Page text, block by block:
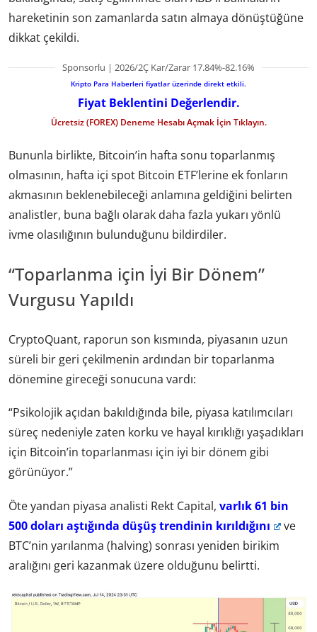
hareketinin son zamanlarda satın almaya dönüştüğüne
dikkat çekildi.
Sponsorlu | 2026/2Ç Kar/Zarar 17.84%-82.16%
Kripto Para Haberleri fiyatlar üzerinde direkt etkili.
Fiyat Beklentini Değerlendir.
Ücretsiz (FOREX) Deneme Hesabı Açmak İçin Tıklayın.
Bununla birlikte, Bitcoin’in hafta sonu toparlanmış
olmasının, hafta içi spot Bitcoin ETF’lerine ek fonların
akmasının beklenebileceği anlamına geldiğini belirten
analistler, buna bağlı olarak daha fazla yukarı yönlü
ivme olasılığının bulunduğunu bildirdiler.
“Toparlanma için İyi Bir Dönem”
Vurgusu Yapıldı
CryptoQuant, raporun son kısmında, piyasanın uzun
süreli bir geri çekilmenin ardından bir toparlanma
dönemine gireceği sonucuna vardı:
“Psikolojik açıdan bakıldığında bile, piyasa katılımcıları
süreç nedeniyle zaten korku ve hayal kırıklığı yaşadıkları
için Bitcoin’in toparlanması için iyi bir dönem gibi
görünüyor.”
Öte yandan piyasa analisti Rekt Capital, varlık 61 bin
500 doları aştığında düşüş trendinin kırıldığını
ve
BTC’nin yarılanma (halving) sonrası yeniden birikim
aralığını geri kazanmak üzere olduğunu belirtti.